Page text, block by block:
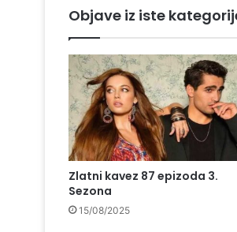
Objave iz iste
Zlatni kavez 87 epizoda 3.
Sezona
15/08/2025